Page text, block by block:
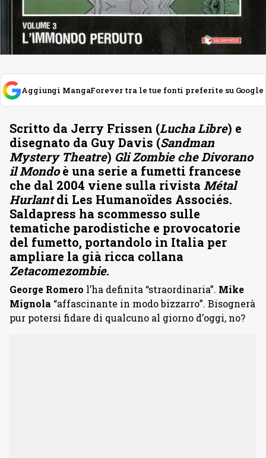
Aggiungi MangaForever tra le tue fonti preferite su Google
Scritto da Jerry Frissen (Lucha Libre) e
disegnato da Guy Davis (Sandman
Mystery Theatre) Gli Zombie che Divorano
il Mondoè una serie a fumetti francese
che dal 2004 viene sulla rivista Métal
Hurlantdi Les Humanoïdes Associés.
Saldapress ha scommesso sulle
tematiche parodistiche e provocatorie
del fumetto, portandolo in Italia per
ampliare la già ricca collana
Zetacomezombie.
George Romero l’ha definita “straordinaria”. Mike
Mignola “affascinante in modo bizzarro”. Bisognerà
pur potersi fidare di qualcuno al giorno d’oggi, no?